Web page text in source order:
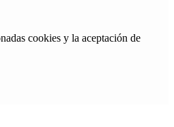
cookies y la aceptación de